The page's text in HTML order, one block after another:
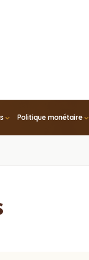
Politique monétaire